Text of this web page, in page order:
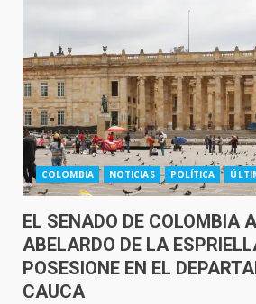
COLOMBIA NOTICIAS POLÍTICA
EL SENADO DE COLOMBIA
ABELARDO DE LA
POSESIONE EN EL
CAUCA